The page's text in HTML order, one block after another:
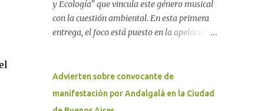
respecto. En este artículo, la investigadora
Ayelen Dichdji reconstruye la historia del
Movimiento Antinuclear de Chubut (MACH)
territorial frente a las imposiciones de la
tecnocracia nuclear globalizada. Dossier N°
y Ecología" que vincula este género musical
con la cuestión ambiental. En esta primera
entrega, el foco está puesto en la apelación
Desde el legendario El Oso hasta las
recientes apariciones de la Pachama Mama
Advierten sobre convocante de
manifestación por Andalgalá en la Ciudad